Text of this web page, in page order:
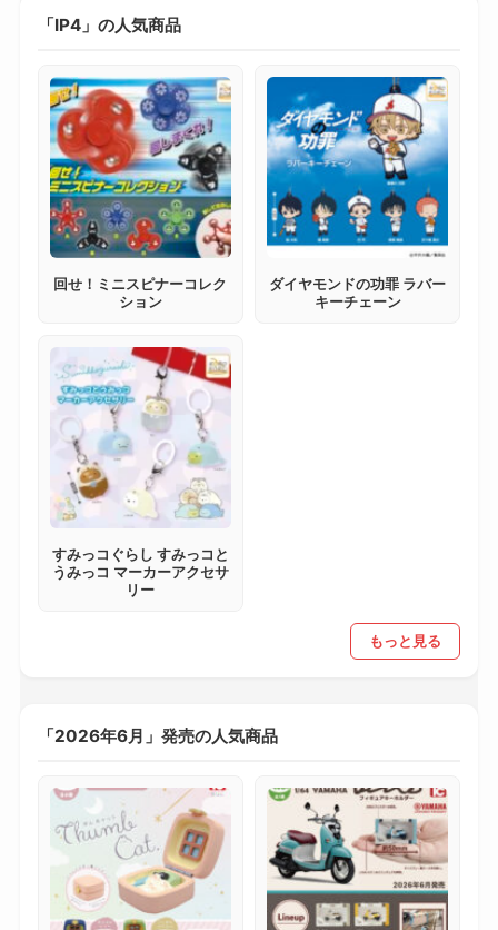
「IP4」の人気商品
回せ！ミニスピナーコレク
ション
ダイヤモンドの功罪 ラバー
キーチェーン
すみっコぐらし すみっコと
うみっコ マーカーアクセサ
リー
もっと見る
「2026年6月」発売の人気商品